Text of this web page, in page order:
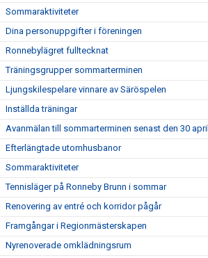
Sommaraktiviteter
Dina personuppgifter i föreningen
Ronnebylägret fulltecknat
Träningsgrupper sommarterminen
Ljungskilespelare vinnare av Säröspelen
Inställda träningar
Avanmälan till sommarterminen senast den 30 april
Efterlängtade utomhusbanor
Sommaraktiviteter
Tennisläger på Ronneby Brunn i sommar
Renovering av entré och korridor pågår
Framgångar i Regionmästerskapen
Nyrenoverade omklädningsrum